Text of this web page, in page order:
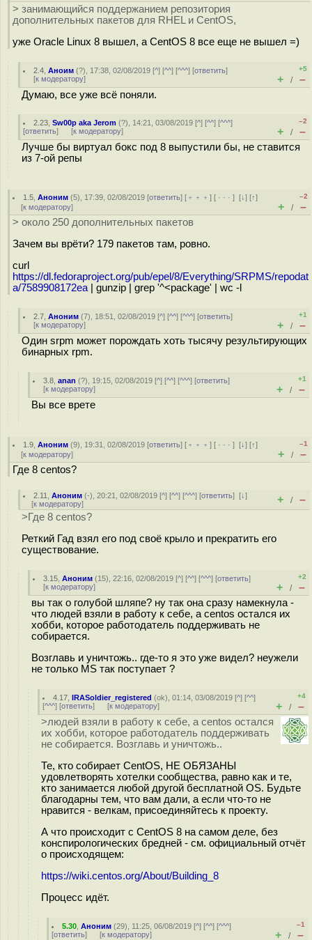
> занимающийся поддержанием репозитория
дополнительных пакетов для RHEL и CentOS,
уже Oracle Linux 8 вышел, а CentOS 8 все еще не вышел =)
2.4 ,Аноим (?), 17:38, 02/08/2019 [^] [^^] [^^^] [ответить]
[к модератору]
+5
+ / –
Думаю, все уже всё поняли.
2.23 ,Sw00p aka Jerom (?), 14:21, 03/08/2019 [^] [^^] [^^^]
[ответить] [к модератору]
–2
+ / –
Лучше бы виртуал бокс под 8 выпустили бы, не ставится
из 7-ой репы
1.5 ,Аноним (5), 17:39, 02/08/2019 [ответить] [ ﹢﹢﹢] [ · · ·][↓] [↑]
[к модератору]
–2
+ / –
> около 250 дополнительных пакетов
Зачем вы врёти? 179 пакетов там, ровно.
curl
https://dl.fedoraproject.org/pub/epel/8/Everything/SRPMS/repodat
a/7589908172ea | gunzip | grep '^<package' | wc -l
2.7 ,Аноним (7), 18:51, 02/08/2019 [^] [^^] [^^^] [ответить]
[к модератору]
+1
+ / –
Один srpm может порождать хоть тысячу результирующих
бинарных rpm.
3.8 ,anan (?), 19:15, 02/08/2019 [^] [^^] [^^^] [ответить]
[к модератору]
+1
+ / –
Вы все врете
1.9 ,Аноним (9), 19:31, 02/08/2019 [ответить] [ ﹢﹢﹢] [ · · ·][↓] [↑]
[к модератору]
–1
+ / –
Где 8 centos?
2.11 ,Аноним (-), 20:21, 02/08/2019 [^] [^^] [^^^] [ответить][↓]
[к модератору] + / –
>Где 8 centos?
Реткий Гад взял его под своё крыло и прекратить его
существование.
3.15 ,Аноним (15), 22:16, 02/08/2019 [^] [^^] [^^^] [ответить]
[к модератору]
+2
+ / –
вы так о голубой шляпе? ну так она сразу намекнула -
что людей взяли в работу к себе, а centos остался их
хобби, которое работодатель поддерживать не
собирается.
Возглавь и уничтожь.. где-то я это уже видел? неужели
не только MS так поступает ?
4.17 ,IRASoldier_registered (ok), 01:14, 03/08/2019 [^] [^^]
[^^^] [ответить] [к модератору]
+4
+ / –
>людей взяли в работу к себе, а centos остался
их хобби, которое работодатель поддерживать
не собирается. Возглавь и уничтожь..
Те, кто собирает CentOS, НЕ ОБЯЗАНЫ
удовлетворять хотелки сообщества, равно как и те,
кто занимается любой другой бесплатной ОS. Будьте
благодарны тем, что вам дали, а если что-то не
нравится - велкам, присоединяйтесь к проекту.
А что происходит с CentOS 8 на самом деле, без
конспирологических бредней - см. официальный отчёт
о происходящем:
https://wiki.centos.org/About/Building_8
Процесс идёт.
5.30 ,Аноним (29), 11:25, 06/08/2019 [^] [^^] [^^^]
[ответить] [к модератору]
–1
+ / –